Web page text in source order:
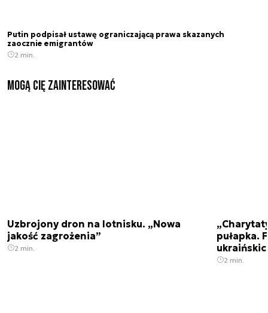
Putin podpisał ustawę ograniczającą prawa skazanych
zaocznie emigrantów
2 min.
Mogą Cię zainteresować
Uzbrojony dron na lotnisku. „Nowa
jakość zagrożenia”
2 min.
pułapka.
2 min.